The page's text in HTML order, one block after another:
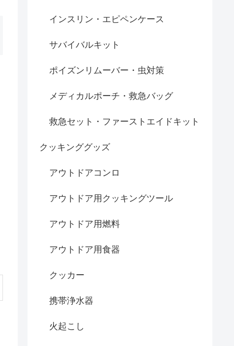
インスリン・エピペンケース
サバイバルキット
ポイズンリムーバー・虫対策
メディカルポーチ・救急バッグ
救急セット・ファーストエイドキット
クッキンググッズ
アウトドアコンロ
アウトドア用クッキングツール
アウトドア用燃料
アウトドア用食器
クッカー
携帯浄水器
火起こし